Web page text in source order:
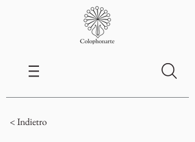
< Indietro